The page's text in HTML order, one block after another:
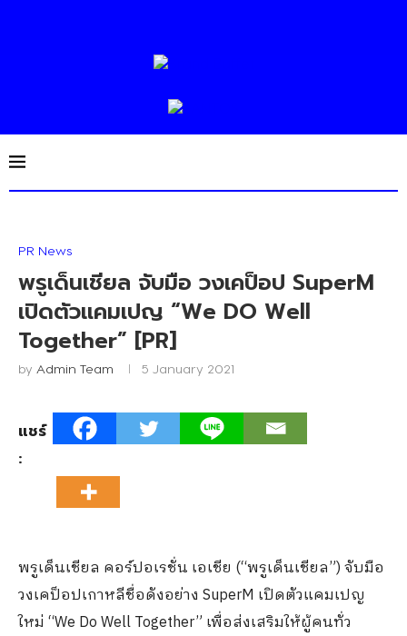
PR News
พรูเด็นเชียล จับมือ วงเคป็อป SuperM
เปิดตัวแคมเปญ “We DO Well
Together” [PR]
by Admin Team 5 January 2021
แชร์
:
พรูเด็นเชียล คอร์ปอเรชั่น เอเชีย (“พรูเด็นเชียล”) จับมือ
วงเคป็อปเกาหลีชื่อดังอย่าง SuperM เปิดตัวแคมเปญ
ใหม่ “We Do Well Together” เพื่อส่งเสริมให้ผู้คนทั่ว